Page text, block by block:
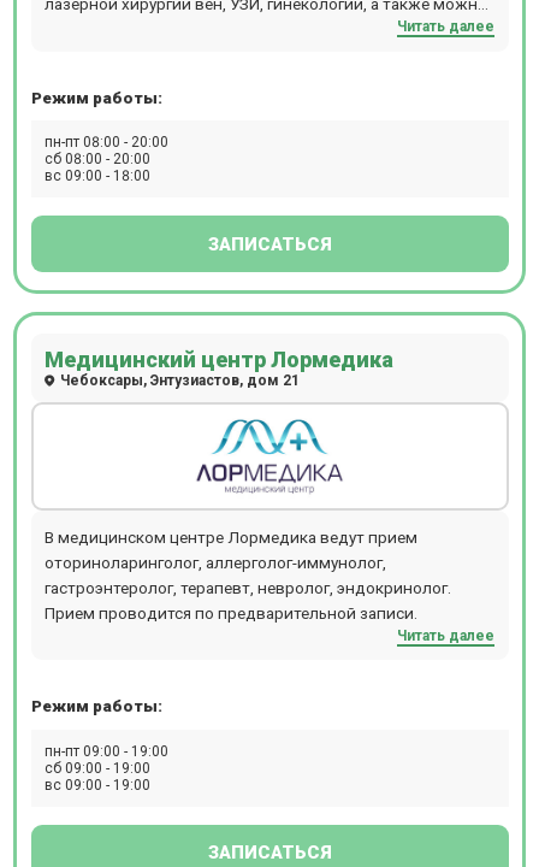
записаться на прием к эндокринологу, кардиологу,Читать далее
Режим работы:
пн-пт 08:00 - 20:00
сб 08:00 - 20:00
вс 09:00 - 18:00
ЗАПИСАТЬСЯ
Медицинский центр Лормедика
Чебоксары, Энтузиастов, дом 21
В медицинском центре Лормедика ведут прием
оториноларинголог, аллерголог-иммунолог,
гастроэнтеролог, терапевт, невролог, эндокринолог.
Прием проводится по предварительной записи.
Читать далее
Режим работы:
пн-пт 09:00 - 19:00
сб 09:00 - 19:00
вс 09:00 - 19:00
ЗАПИСАТЬСЯ